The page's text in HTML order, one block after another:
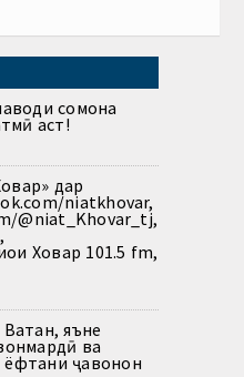
сомона
аст!
дар
niatkhovar,
@niat_Khovar_tj,
Ховар 101.5 fm,
яъне
ва
ҷавонон